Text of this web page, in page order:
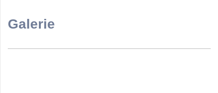
Galerie